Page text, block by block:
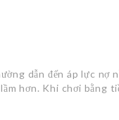
dẫn đến áp lực nợ
hơn. Khi chơi bằng